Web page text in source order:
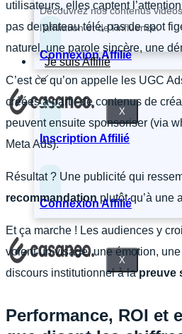
Connexion Affilié
X
Découvrez nos contenus
l’affiliation et de l’influence.
Je suis Affilié
Inscription Affilié
Connexion Affilié
X
utilisateurs, elles captent
pas de plateau télé, pas de spot
naturel, une parole sincère, une
C’est ce qu’on appelle les UGC
créées à partir de contenus de
peuvent ensuite sponsoriser (via
Meta Ads).
Résultat ? Une publicité qui
recommandationplutôt qu’à une
Et ça marche ! Les audiences y
voient un visage, une émotion,
discours institutionnel à lapreuve
Performance, ROI et